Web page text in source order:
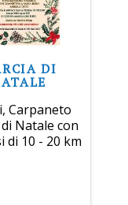
DI
Carpaneto
Natale con
di 10 - 20 km